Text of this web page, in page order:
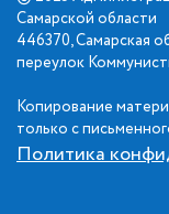
Самарской области
446370, Самарская
переулок
Копирование
только с
Политика